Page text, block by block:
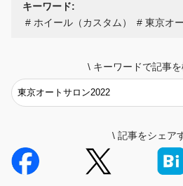
キーワード:
ホイール（カスタム）
東京オ
\ キーワードで記事
\ 記事をシェア